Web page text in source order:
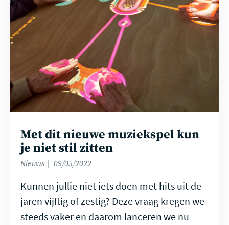
Met dit nieuwe muziekspel kun
je niet stil zitten
Nieuws 09/05/2022
Kunnen jullie niet iets doen met hits uit de
jaren vijftig of zestig? Deze vraag kregen we
steeds vaker en daarom lanceren we nu